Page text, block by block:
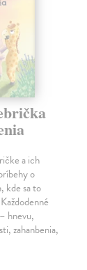
a ich
o
kde sa to
hnevu,
zahanbenia,